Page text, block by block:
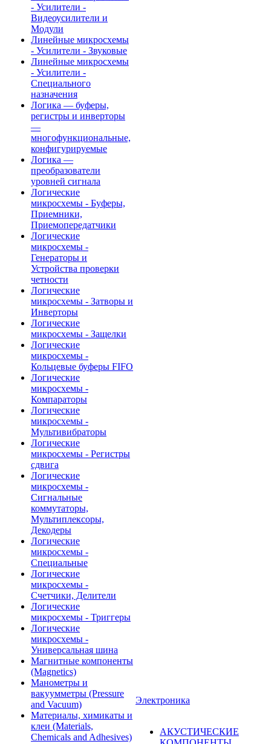
- Усилители -
Видеоусилители и
Модули
Линейные микросхемы
- Усилители - Звуковые
Линейные микросхемы
- Усилители -
Специального
назначения
Логика — буферы,
регистры и инверторы
—
многофункциональные,
конфигурируемые
Логика —
преобразователи
уровней сигнала
Логические
микросхемы - Буферы,
Приемники,
Приемопередатчики
Логические
микросхемы -
Генераторы и
Устройства проверки
четности
Логические
микросхемы - Затворы и
Инверторы
Логические
микросхемы - Защелки
Логические
микросхемы -
Кольцевые буферы FIFO
Логические
микросхемы -
Компараторы
Логические
микросхемы -
Мультивибраторы
Логические
микросхемы - Регистры
сдвига
Логические
микросхемы -
Сигнальные
коммутаторы,
Мультиплексоры,
Декодеры
Логические
микросхемы -
Специальные
Логические
микросхемы -
Счетчики, Делители
Логические
микросхемы - Триггеры
Логические
микросхемы -
Универсальная шина
Магнитные компоненты
(Magnetics)
Манометры и
вакуумметры (Pressure
and Vacuum)
Материалы, химикаты и
клеи (Materials,
Chemicals and Adhesives)
Электроника
АКУСТИЧЕСКИЕ